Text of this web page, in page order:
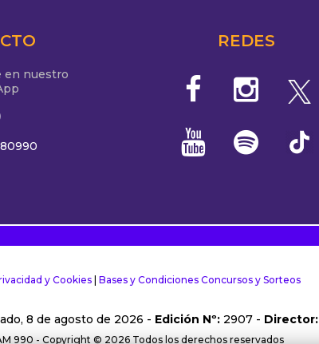
en nuestro
REDES
y Cookies| Bases y Condiciones Concursos y Sorteos
8 de agosto de 2026 - Edición Nº: 2907 - Director:
990 - Copyright © 2026 Todos los derechos reservados